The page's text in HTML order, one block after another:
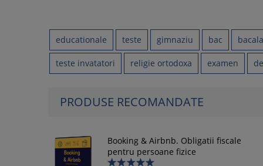
educationale teste gimnaziu bac
teste invatatori religie ortodoxa examen
PRODUSE RECOMANDATE
Booking & Airbnb. Obligatii fiscale
pentru persoane fizice